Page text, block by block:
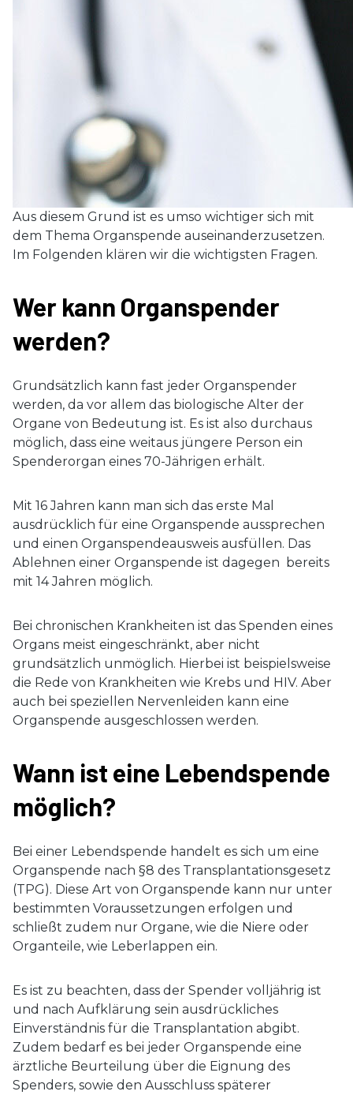
Aus diesem Grund ist es umso wichtiger sich mit
dem Thema Organspende auseinanderzusetzen.
Im Folgenden klären wir die wichtigsten Fragen.
Wer kann Organspender
werden?
Grundsätzlich kann fast jeder Organspender
werden, da vor allem das biologische Alter der
Organe von Bedeutung ist. Es ist also durchaus
möglich, dass eine weitaus jüngere Person ein
Spenderorgan eines 70-Jährigen erhält.
Mit 16 Jahren kann man sich das erste Mal
ausdrücklich für eine Organspende aussprechen
und einen Organspendeausweis ausfüllen. Das
Ablehnen einer Organspende ist dagegen bereits
mit 14 Jahren möglich.
Bei chronischen Krankheiten ist das Spenden eines
Organs meist eingeschränkt, aber nicht
grundsätzlich unmöglich. Hierbei ist beispielsweise
die Rede von Krankheiten wie Krebs und HIV. Aber
auch bei speziellen Nervenleiden kann eine
Organspende ausgeschlossen werden.
Wann ist eine Lebendspende
möglich?
Bei einer Lebendspende handelt es sich um eine
Organspende nach §8 des Transplantationsgesetz
(TPG). Diese Art von Organspende kann nur unter
bestimmten Voraussetzungen erfolgen und
schließt zudem nur Organe, wie die Niere oder
Organteile, wie Leberlappen ein.
Es ist zu beachten, dass der Spender volljährig ist
und nach Aufklärung sein ausdrückliches
Einverständnis für die Transplantation abgibt.
Zudem bedarf es bei jeder Organspende eine
ärztliche Beurteilung über die Eignung des
Spenders, sowie den Ausschluss späterer